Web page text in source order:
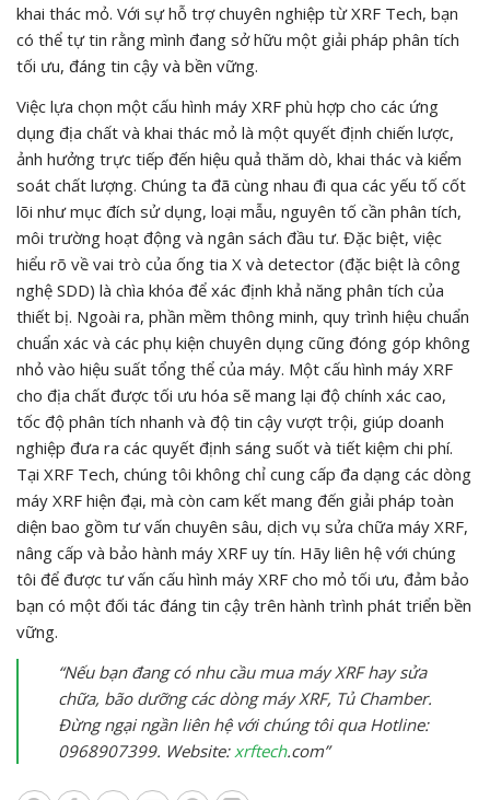
khai thác mỏ. Với sự hỗ trợ chuyên nghiệp từ XRF Tech, bạn
có thể tự tin rằng mình đang sở hữu một giải pháp phân tích
tối ưu, đáng tin cậy và bền vững.
Việc lựa chọn một cấu hình máy XRF phù hợp cho các ứng
dụng địa chất và khai thác mỏ là một quyết định chiến lược,
ảnh hưởng trực tiếp đến hiệu quả thăm dò, khai thác và kiểm
soát chất lượng. Chúng ta đã cùng nhau đi qua các yếu tố cốt
lõi như mục đích sử dụng, loại mẫu, nguyên tố cần phân tích,
môi trường hoạt động và ngân sách đầu tư. Đặc biệt, việc
hiểu rõ về vai trò của ống tia X và detector (đặc biệt là công
nghệ SDD) là chìa khóa để xác định khả năng phân tích của
thiết bị. Ngoài ra, phần mềm thông minh, quy trình hiệu chuẩn
chuẩn xác và các phụ kiện chuyên dụng cũng đóng góp không
nhỏ vào hiệu suất tổng thể của máy. Một cấu hình máy XRF
cho địa chất được tối ưu hóa sẽ mang lại độ chính xác cao,
tốc độ phân tích nhanh và độ tin cậy vượt trội, giúp doanh
nghiệp đưa ra các quyết định sáng suốt và tiết kiệm chi phí.
Tại XRF Tech, chúng tôi không chỉ cung cấp đa dạng các dòng
máy XRF hiện đại, mà còn cam kết mang đến giải pháp toàn
diện bao gồm tư vấn chuyên sâu, dịch vụ sửa chữa máy XRF,
nâng cấp và bảo hành máy XRF uy tín. Hãy liên hệ với chúng
tôi để được tư vấn cấu hình máy XRF cho mỏ tối ưu, đảm bảo
bạn có một đối tác đáng tin cậy trên hành trình phát triển bền
vững.
“Nếu bạn đang có nhu cầu mua máy XRF hay sửa
chữa, bão dưỡng các dòng máy XRF, Tủ Chamber.
Đừng ngại ngần liên hệ với chúng tôi qua Hotline:
0968907399. Website: xrftech.com”